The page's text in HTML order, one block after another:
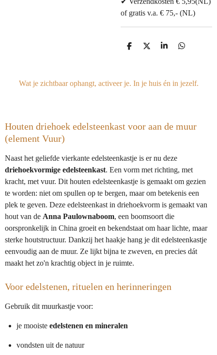
of gratis v.a. € 75,- (NL)
D
D
S
e
D
n
Wat je zichtbaar ophangt, activeer je. In je huis én in jezelf.
Houten driehoek edelsteenkast voor aan de muur
(element Vuur)
Naast het geliefde vierkante edelsteenkastje is er nu deze
driehoekvormige edelsteenkast. Een vorm met richting, met
kracht, met vuur. Dit houten edelsteenkastje is gemaakt om gezien
te worden: niet om spullen op te bergen, maar om betekenis een
plek te geven. Deze edelsteenkast in driehoekvorm is gemaakt van
hout van de Anna Paulownaboom, een boomsoort die
oorspronkelijk in China groeit en bekendstaat om haar lichte, maar
sterke houtstructuur. Dankzij het haakje hang je dit edelsteenkastje
eenvoudig aan de muur. Ze lijkt bijna te zweven, en precies dát
maakt het zo'n krachtig object in je ruimte.
Voor edelstenen, rituelen en herinneringen
Gebruik dit muurkastje voor:
je mooiste edelstenen en mineralen
vondsten uit de natuur